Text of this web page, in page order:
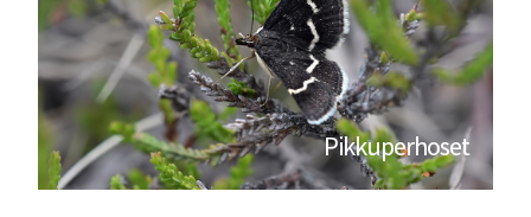
Pikkuperhoset